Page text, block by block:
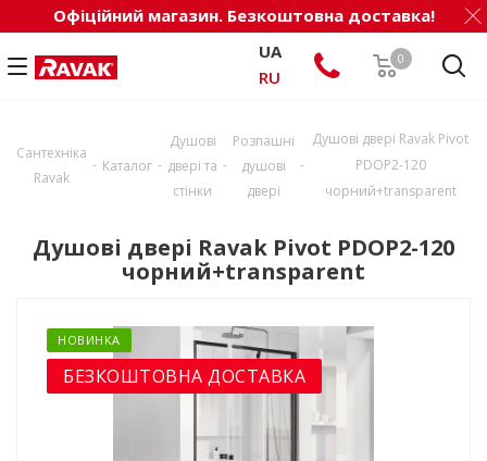
Офіційний магазин. Безкоштовна доставка!
0
UA
RU
Сантехніка
Ravak
- Каталог -
Душові
двері та
стінки
-
Розпашні
душові
двері
-
Душові двері Ravak Pivot
PDOP2-120
чорний+transparent
Душові двері Ravak Pivot PDOP2-120
чорний+transparent
НОВИНКА
БЕЗКОШТОВНА ДОСТАВКА